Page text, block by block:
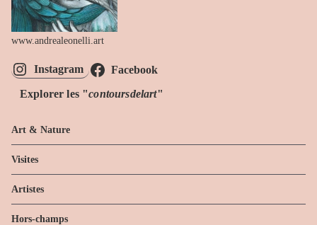
www.andrealeonelli.art
Instagram Facebook
Explorer les "contoursdelart"
Art & Nature
Visites
Artistes
Hors-champs